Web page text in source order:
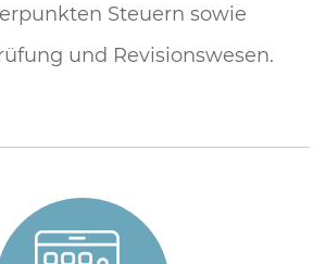
Steuern sowie
und Revisionswesen.